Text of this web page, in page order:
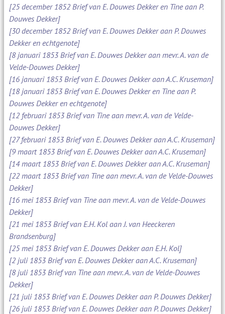
[25 december 1852 Brief van E. Douwes Dekker en Tine aan P.
Douwes Dekker]
[30 december 1852 Brief van E. Douwes Dekker aan P. Douwes
Dekker en echtgenote]
[8 januari 1853 Brief van E. Douwes Dekker aan mevr. A. van de
Velde-Douwes Dekker]
[16 januari 1853 Brief van E. Douwes Dekker aan A.C. Kruseman]
[18 januari 1853 Brief van E. Douwes Dekker en Tine aan P.
Douwes Dekker en echtgenote]
[12 februari 1853 Brief van Tine aan mevr. A. van de Velde-
Douwes Dekker]
[27 februari 1853 Brief van E. Douwes Dekker aan A.C. Kruseman]
[9 maart 1853 Brief van E. Douwes Dekker aan A.C. Kruseman]
[14 maart 1853 Brief van E. Douwes Dekker aan A.C. Kruseman]
[22 maart 1853 Brief van Tine aan mevr. A. van de Velde-Douwes
Dekker]
[16 mei 1853 Brief van Tine aan mevr. A. van de Velde-Douwes
Dekker]
[21 mei 1853 Brief van E.H. Kol aan J. van Heeckeren
Brandsenburg]
[25 mei 1853 Brief van E. Douwes Dekker aan E.H. Kol]
[2 juli 1853 Brief van E. Douwes Dekker aan A.C. Kruseman]
[8 juli 1853 Brief van Tine aan mevr. A. van de Velde-Douwes
Dekker]
[21 juli 1853 Brief van E. Douwes Dekker aan P. Douwes Dekker]
[26 juli 1853 Brief van E. Douwes Dekker aan P. Douwes Dekker]